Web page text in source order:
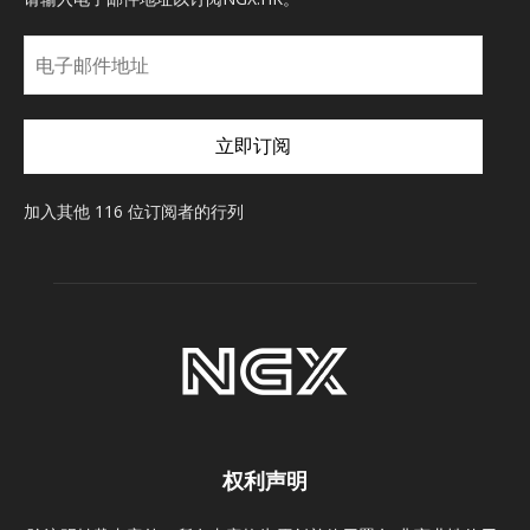
子
邮
件
址
立即订阅
加入其他 116 位订阅者的行列
权利声明